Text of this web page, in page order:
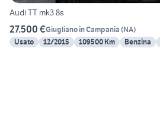
Audi TT mk3 8s
27.500 €Giugliano in Campania (NA)
Usato
12/2015 109500 Km Benzina